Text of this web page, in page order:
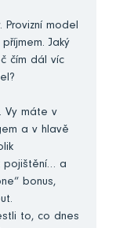
model
Jaký
čím dál víc
Vy máte v
a v hlavě
pojištění… a
bonus,
to, co dnes